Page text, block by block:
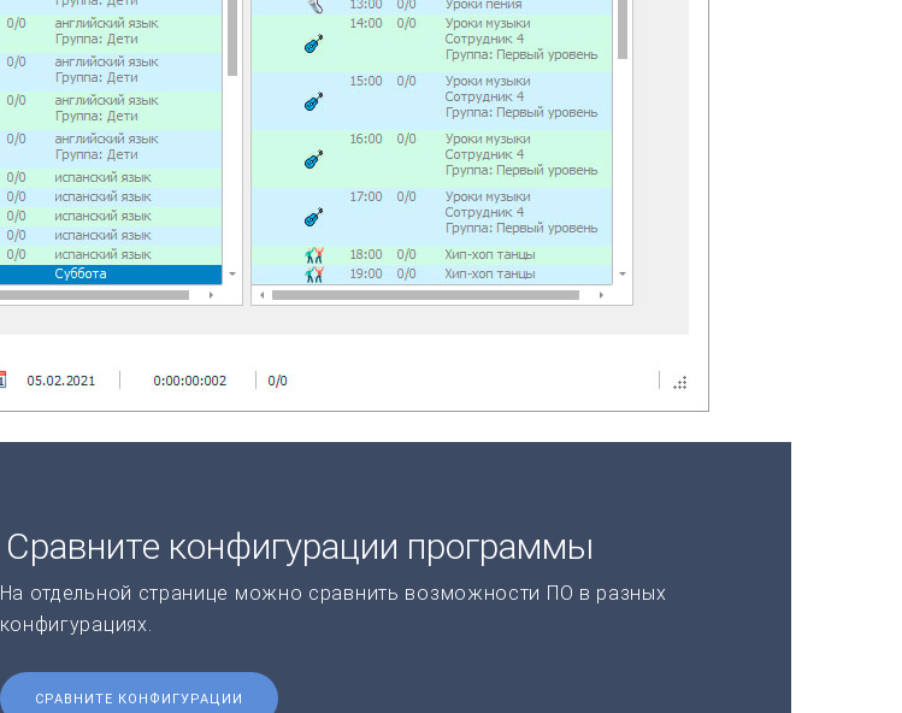
Сравните конфигурации программы
На отдельной странице можно сравнить возможности ПО в разных
конфигурациях.
СРАВНИТЕ КОНФИГУРАЦИИ